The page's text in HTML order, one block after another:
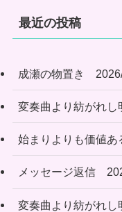
最近の投稿
成瀬の物置き
変奏曲より紡がれ
始まりよりも価値
メッセージ返信
変奏曲より紡がれ